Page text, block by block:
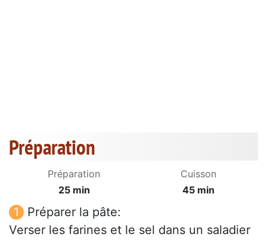
Préparation
Préparation
25 min
Cuisson
45 min
Préparer la pâte:
Verser les farines et le sel dans un saladier